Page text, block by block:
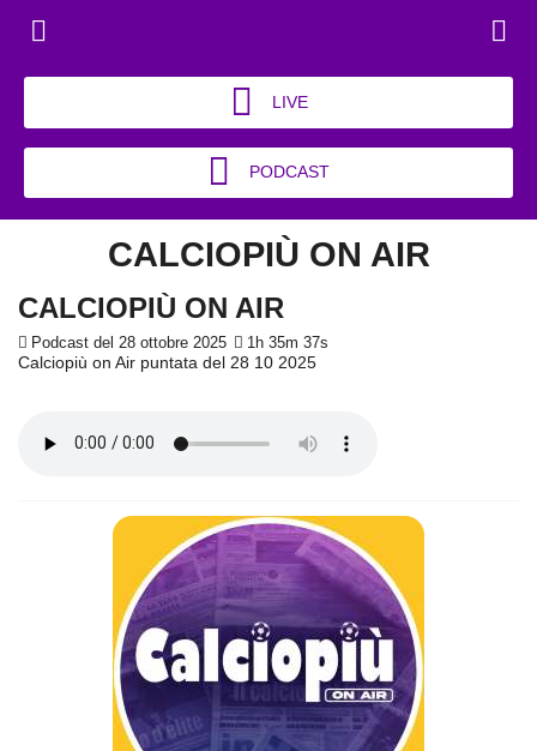
LIVE
PODCAST
CALCIOPIÙ ON AIR
CALCIOPIÙ ON AIR
Podcast del 28 ottobre 2025 1h 35m 37s
Calciopiù on Air puntata del 28 10 2025